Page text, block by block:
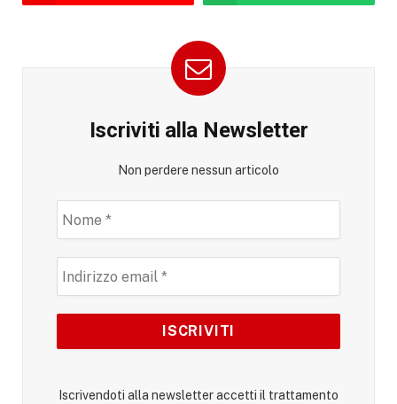
Iscriviti alla Newsletter
Non perdere nessun articolo
Iscrivendoti alla newsletter accetti il trattamento